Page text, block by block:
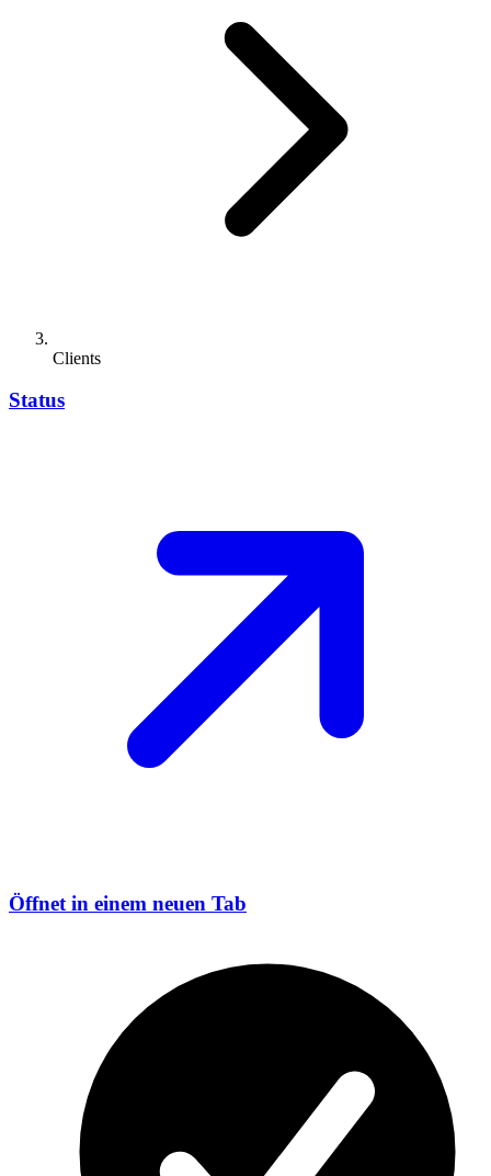
Clients
Status
Öffnet in einem neuen Tab